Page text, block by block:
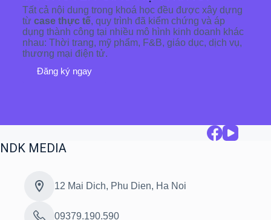
Tất cả nội dung trong khoá học đều được xây dựng
từ case thực tế, quy trình đã kiểm chứng và áp
dụng thành công tại nhiều mô hình kinh doanh khác
nhau: Thời trang, mỹ phẩm, F&B, giáo dục, dịch vụ,
thương mại điện tử.
Đăng ký ngay
NDK MEDIA
12 Mai Dich, Phu Dien, Ha Noi
09379.190.590